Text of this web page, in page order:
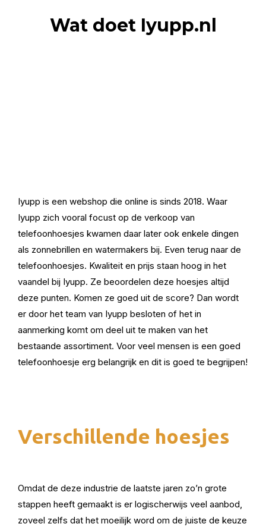
Wat doet Iyupp.nl
Iyupp is een webshop die online is sinds 2018. Waar
Iyupp zich vooral focust op de verkoop van
telefoonhoesjes kwamen daar later ook enkele dingen
als zonnebrillen en watermakers bij. Even terug naar de
telefoonhoesjes. Kwaliteit en prijs staan hoog in het
vaandel bij Iyupp. Ze beoordelen deze hoesjes altijd
deze punten. Komen ze goed uit de score? Dan wordt
er door het team van Iyupp besloten of het in
aanmerking komt om deel uit te maken van het
bestaande assortiment. Voor veel mensen is een goed
telefoonhoesje erg belangrijk en dit is goed te begrijpen!
Verschillende hoesjes
Omdat de deze industrie de laatste jaren zo’n grote
stappen heeft gemaakt is er logischerwijs veel aanbod,
zoveel zelfs dat het moeilijk word om de juiste de keuze